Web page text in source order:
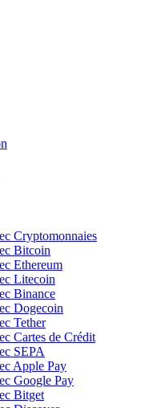
Cryptomonnaies
Bitcoin
Ethereum
Litecoin
Binance
Dogecoin
Tether
Cartes de Crédit
SEPA
Apple Pay
Google Pay
Bitget